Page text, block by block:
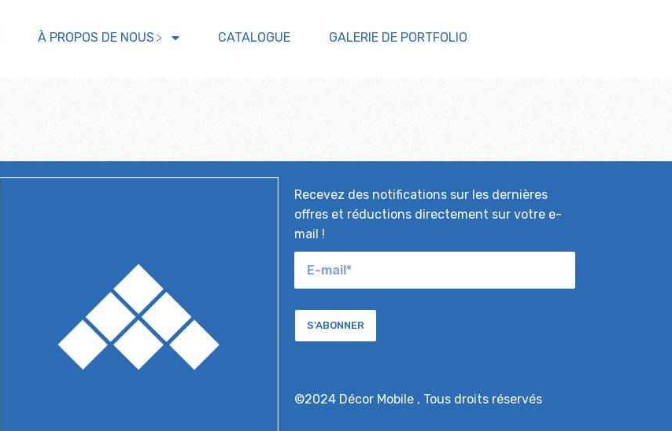
À PROPOS DE NOUS CATALOGUE GALERIE DE PORTFOLIO
Recevez des notifications sur les dernières
offres et réductions directement sur votre e-
mail !
S'ABONNER
©2024 Décor Mobile , Tous droits réservés